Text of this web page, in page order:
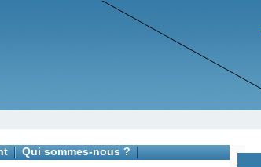
Qui sommes-nous ?